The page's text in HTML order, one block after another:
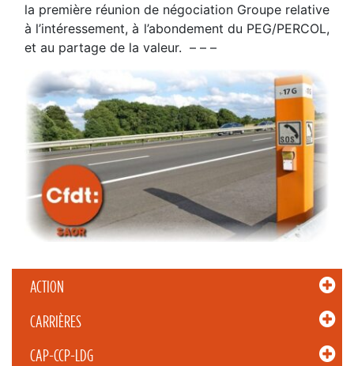
ACTION
CARRIÈRES
CAP-CCP-LDG
la première réunion de négociation Groupe relative
à l’intéressement, à l’abondement du PEG/PERCOL,
et au partage de la valeur. – – –